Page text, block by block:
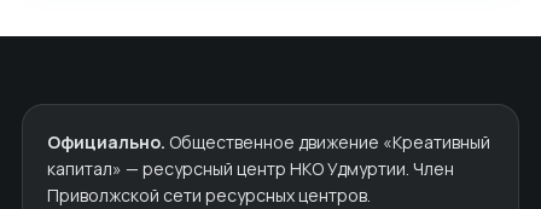
Официально. Общественное движение «Креативный
капитал» — ресурсный центр НКО Удмуртии. Член
Приволжской сети ресурсных центров.